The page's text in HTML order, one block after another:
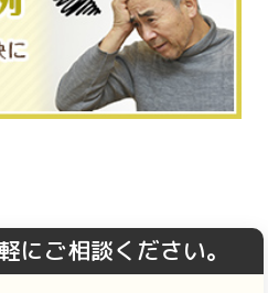
にご相談ください。